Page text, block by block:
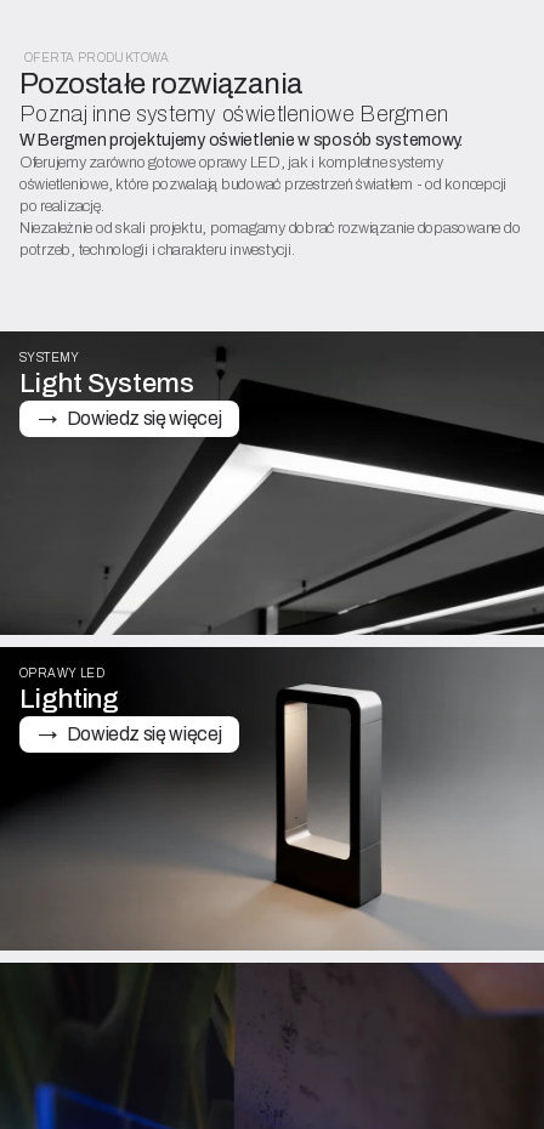
OFERTA PRODUKTOWA
Pozostałe rozwiązania
Poznaj inne systemy oświetleniowe Bergmen
W Bergmen projektujemy oświetlenie w sposób systemowy.
Oferujemy zarówno gotowe oprawy LED, jak i kompletne systemy
oświetleniowe, które pozwalają budować przestrzeń światłem - od koncepcji
po realizację.
Niezależnie od skali projektu, pomagamy dobrać rozwiązanie dopasowane do
potrzeb, technologii i charakteru inwestycji.
SYSTEMY
Light Systems
→   Dowiedz się więcej
OPRAWY LED
Lighting
→   Dowiedz się więcej